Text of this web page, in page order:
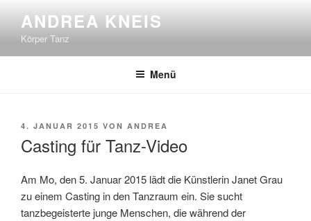
Inhalt
springen
ANDREA KNEIS
Körper Tanz
Menü
VERÖFFENTLICHT
4. JANUAR 2015 VON ANDREA
Casting für Tanz-Video
Am Mo, den 5. Januar 2015 lädt die Künstlerin Janet Grau
zu einem Casting in den Tanzraum ein. Sie sucht
tanzbegeisterte junge Menschen, die während der